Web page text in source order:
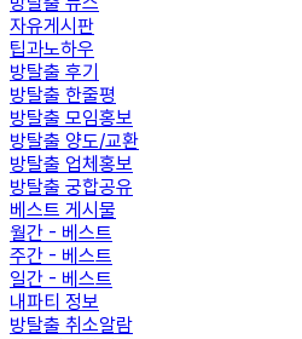
자유게시판
팁과노하우
방탈출 후기
방탈출 한줄평
방탈출 모임홍보
방탈출 양도/교환
방탈출 업체홍보
방탈출 궁합공유
베스트 게시물
월간 - 베스트
주간 - 베스트
일간 - 베스트
내파티 정보
방탈출 취소알람